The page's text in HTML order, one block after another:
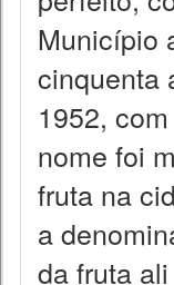
Município
cinquenta
1952,
nome foi
fruta na
a
da fruta